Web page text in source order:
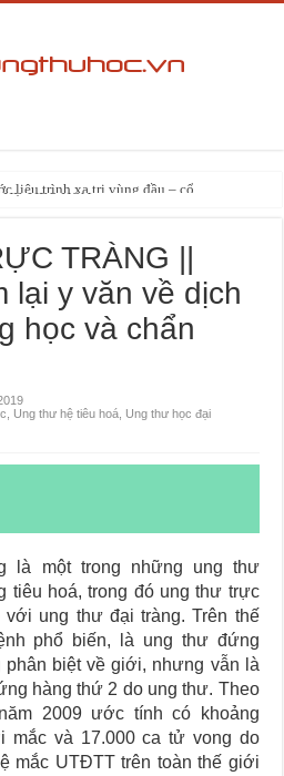
liệu trình xạ trị vùng đầu – cổ
TIÊU HÓA
thư thực quản
TRÀNG ||
lại y văn về dịch
học và chẩn
Ung thư hệ tiêu hoá Ung thư học đại
là một trong những ung thư
tiêu hoá, trong đó ung thư trực
ung thư đại tràng. Trên thế
phổ biến, là ung thư đứng
biệt về giới, nhưng vẫn là
hàng thứ 2 do ung thư. Theo
2009 ước tính có khoảng
mắc và 17.000 ca tử vong do
mắc UTĐTT trên toàn thế giới